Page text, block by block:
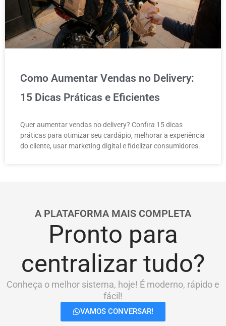
Como Aumentar Vendas no Delivery:
15 Dicas Práticas e Eficientes
Quer aumentar vendas no delivery? Confira 15 dicas
práticas para otimizar seu cardápio, melhorar a experiência
do cliente, usar marketing digital e fidelizar consumidores.
A PLATAFORMA MAIS COMPLETA
Pronto para
centralizar tudo?
Conheça o melhor sistema, hoje! É moderno, rápido e
fácil!
VAMOS CONVERSAR!